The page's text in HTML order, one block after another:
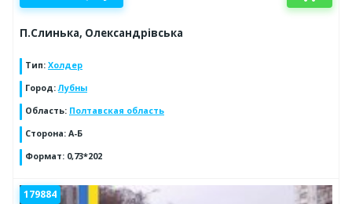
П.Слинька, Олександрівська
Тип: Холдер
Город:Лубны
Область: Полтавская область
Сторона: А-Б
Формат: 0,73*202
179884